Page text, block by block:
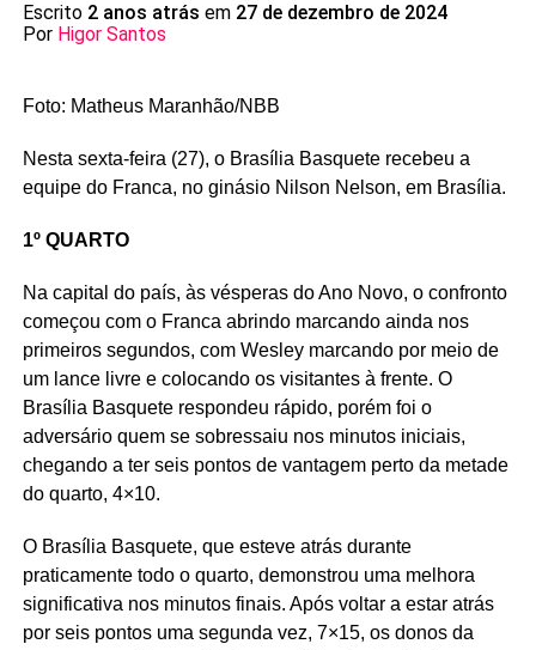
Escrito 2 anos atrás em 27 de dezembro de 2024
Por Higor Santos
Foto: Matheus Maranhão/NBB
Nesta sexta-feira (27), o Brasília Basquete recebeu a
equipe do Franca, no ginásio Nilson Nelson, em Brasília.
1º QUARTO
Na capital do país, às vésperas do Ano Novo, o confronto
começou com o Franca abrindo marcando ainda nos
primeiros segundos, com Wesley marcando por meio de
um lance livre e colocando os visitantes à frente. O
Brasília Basquete respondeu rápido, porém foi o
adversário quem se sobressaiu nos minutos iniciais,
chegando a ter seis pontos de vantagem perto da metade
do quarto, 4×10.
O Brasília Basquete, que esteve atrás durante
praticamente todo o quarto, demonstrou uma melhora
significativa nos minutos finais. Após voltar a estar atrás
por seis pontos uma segunda vez, 7×15, os donos da